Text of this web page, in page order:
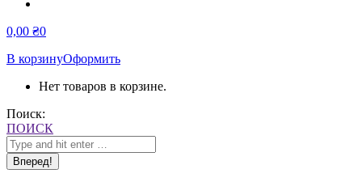
0,00 ₴0
В корзинуОформить
Нет товаров в корзине.
Поиск:
ПОИСК